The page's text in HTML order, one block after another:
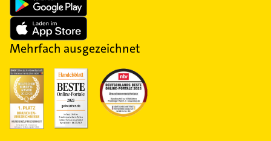
Mehrfach ausgezeichnet